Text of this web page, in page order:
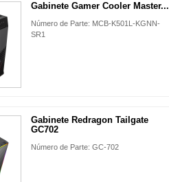
Gabinete Gamer Cooler Master...
Número de Parte: MCB-K501L-KGNN-
SR1
Gabinete Redragon Tailgate
GC702
Número de Parte: GC-702